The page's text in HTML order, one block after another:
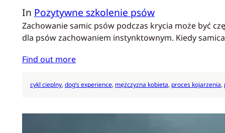
In Pozytywne szkolenie psów
Zachowanie samic psów podczas krycia może być
dla psów zachowaniem instynktownym. Kiedy
Find out more
cykl cieplny, dog’s experience, mężczyzna kobieta, proces kojarzenia,